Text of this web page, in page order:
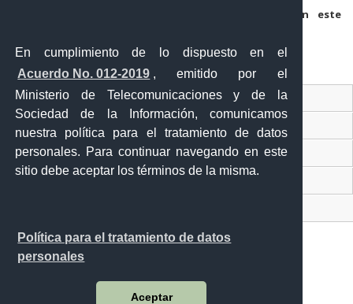
En cumplimiento de lo dispuesto en el
Acuerdo No. 012-2019 , emitido por el
Ministerio de Telecomunicaciones y de la
Sociedad de la Información, comunicamos
nuestra política para el tratamiento de datos
personales. Para continuar navegando en este
sitio debe aceptar los términos de la misma.
Política para el tratamiento de datos
personales
Aceptar
Guarda mi nombre, correo electrónico y web en este
Ventanilla Única Virtual
Ventanilla Única de Comercio Exterior
Gobierno Abierto
Malecón y Aguirre